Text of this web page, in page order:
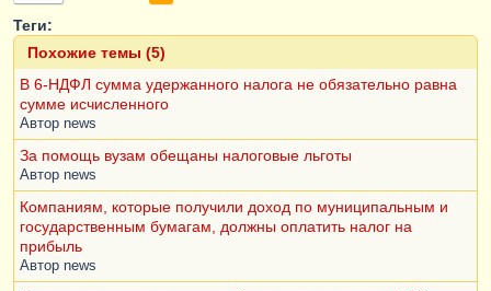
Теги:
Похожие темы (5)
В 6-НДФЛ сумма удержанного налога не обязательно равна
сумме исчисленного
Автор news
За помощь вузам обещаны налоговые льготы
Автор news
Компаниям, которые получили доход по муниципальным и
государственным бумагам, должны оплатить налог на
прибыль
Автор news